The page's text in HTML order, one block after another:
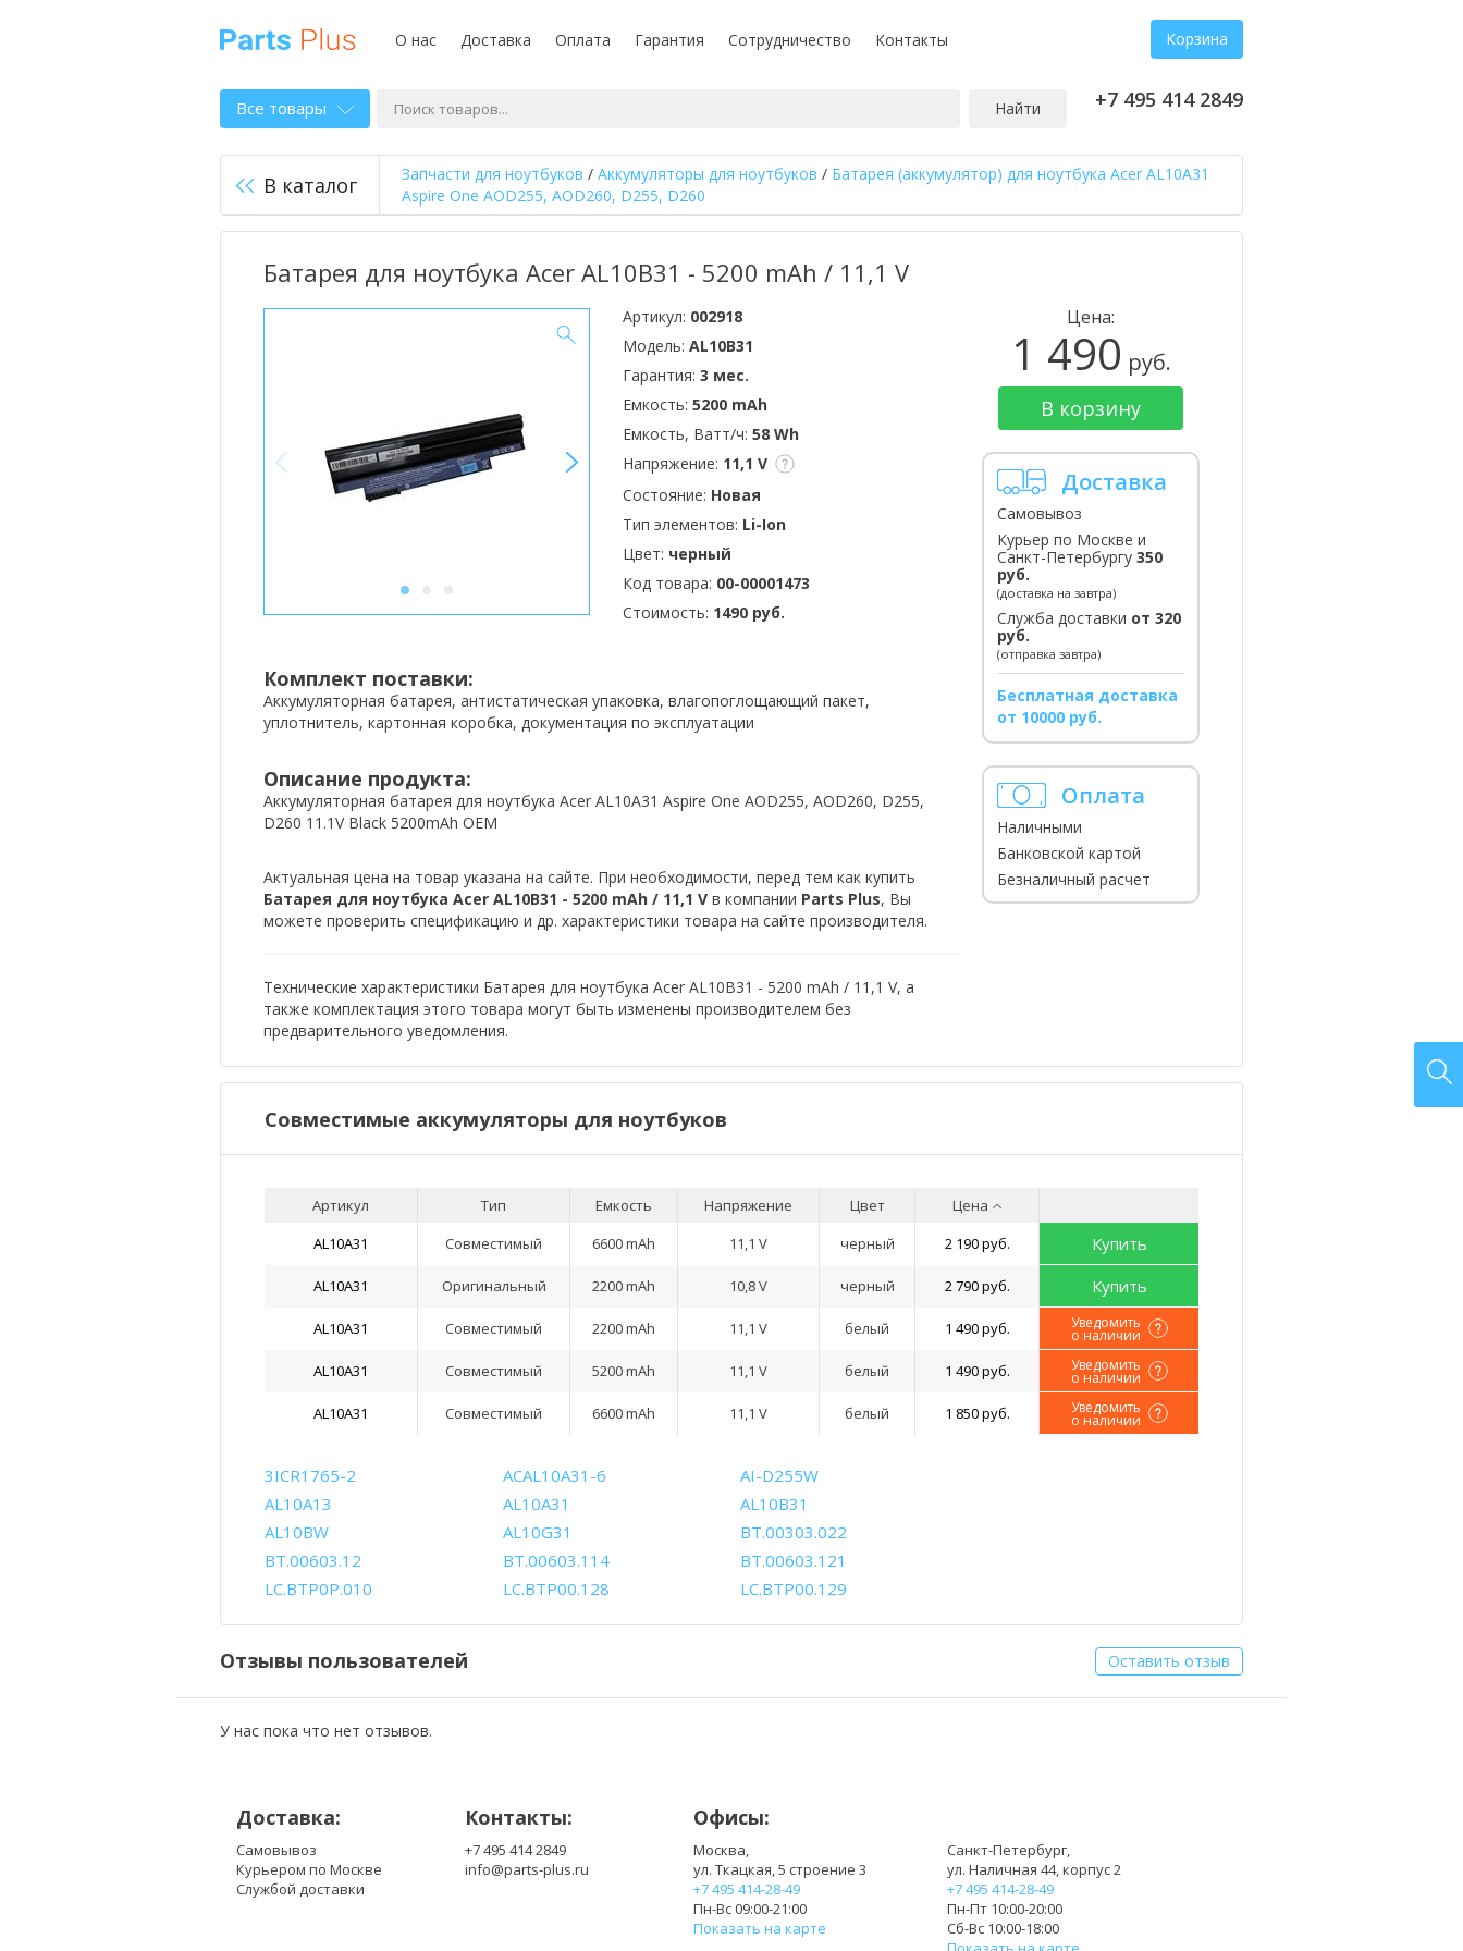
О нас Доставка Оплата Гарантия Сотрудничество Контакты Корзина
Все товары Найти +7 495 414 2849
В каталог Запчасти для ноутбуков / Аккумуляторы для ноутбуков / Батарея (аккумулятор) для ноутбука Acer AL10A31
Aspire One AOD255, AOD260, D255, D260
Батарея для ноутбука Acer AL10B31 - 5200 mAh / 11,1 V
1
Артикул: 002918
Модель: AL10B31
Гарантия: 3 мес.
Емкость: 5200 mAh
Емкость, Ватт/ч: 58 Wh
Напряжение: 11,1 V
Состояние: Новая
Тип элементов: Li-Ion
Цвет: черный
Код товара: 00-00001473
Стоимость: 1490 руб.
Комплект поставки:
Аккумуляторная батарея, антистатическая упаковка, влагопоглощающий пакет,
уплотнитель, картонная коробка, документация по эксплуатации
Описание продукта:
Аккумуляторная батарея для ноутбука Acer AL10A31 Aspire One AOD255, AOD260, D255,
D260 11.1V Black 5200mAh OEM
Актуальная цена на товар указана на сайте. При необходимости, перед тем как купить
Батарея для ноутбука Acer AL10B31 - 5200 mAh / 11,1 V в компании Parts Plus, Вы
можете проверить спецификацию и др. характеристики товара на сайте производителя.
Технические характеристики Батарея для ноутбука Acer AL10B31 - 5200 mAh / 11,1 V, а
также комплектация этого товара могут быть изменены производителем без
предварительного уведомления.
Цена:
1 490 руб.
В корзину
Доставка
Самовывоз
Курьер по Москве и
Санкт-Петербургу 350
руб.
(доставка на завтра)
Служба доставки от 320
руб.
(отправка завтра)
Бесплатная доставка
от 10000 руб.
Оплата
Наличными
Банковской картой
Безналичный расчет
Совместимые аккумуляторы для ноутбуков
Артикул Тип Емкость Напряжение Цвет
Цена
AL10A31
Совместимый 6600 mAh 11,1 V черный 2 190 руб. Купить
AL10A31 Оригинальный 2200 mAh 10,8 V черный 2 790 руб. Купить
AL10A31 Совместимый 2200 mAh 11,1 V белый 1 490 руб. Уведомить
о наличии
AL10A31 Совместимый 5200 mAh 11,1 V белый 1 490 руб. Уведомить
о наличии
AL10A31 Совместимый 6600 mAh 11,1 V белый 1 850 руб. Уведомить
о наличии
3ICR1765-2 ACAL10A31-6
AI-D255W
AL10A13
AL10A31
AL10B31
AL10BW
AL10G31
BT.00303.022
BT.00603.12
BT.00603.114
BT.00603.121
LC.BTP0P.010
LC.BTP00.128 LC.BTP00.129
Отзывы пользователей Оставить отзыв
У нас пока что нет отзывов.
Доставка:
Самовывоз
Курьером по Москве
Службой доставки
Контакты:
+7 495 414 2849
info@parts-plus.ru
Офисы:
Москва,
ул. Ткацкая, 5 строение 3
+7 495 414-28-49
Пн-Вс 09:00-21:00
Показать на карте
Санкт-Петербург,
ул. Наличная 44, корпус 2
+7 495 414-28-49
Пн-Пт 10:00-20:00
Сб-Вс 10:00-18:00